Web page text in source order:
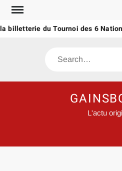
Skip
content
billetterie du Tournoi des 6
Search
L'actu